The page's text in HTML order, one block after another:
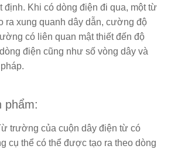
định. Khi có dòng điện đi qua, một từ
ra xung quanh dây dẫn, cường độ
có liên quan mật thiết đến độ
điện cũng như số vòng dây và
phẩm:
trường của cuộn dây điện từ có
cụ thể có thể được tạo ra theo dòng